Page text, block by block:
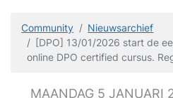
Community
Nieuwsarchief
[DPO] 13/01/2026 start de
online DPO certified cursus.
MAANDAG 5 JANUARI